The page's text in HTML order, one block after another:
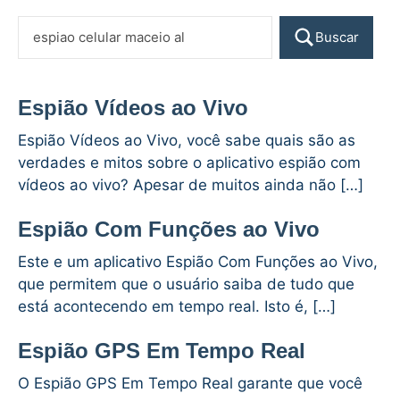
Buscar
Espião Vídeos ao Vivo
Espião Vídeos ao Vivo, você sabe quais são as
verdades e mitos sobre o aplicativo espião com
vídeos ao vivo? Apesar de muitos ainda não […]
Espião Com Funções ao Vivo
Este e um aplicativo Espião Com Funções ao Vivo,
que permitem que o usuário saiba de tudo que
está acontecendo em tempo real. Isto é, […]
Espião GPS Em Tempo Real
O Espião GPS Em Tempo Real garante que você